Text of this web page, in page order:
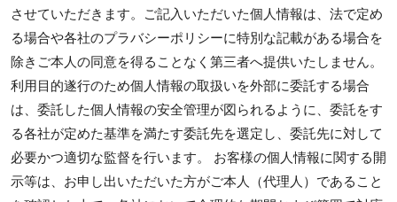
させていただきます。ご記入いただいた個人情報は、法で定め
る場合や各社のプラバシーポリシーに特別な記載がある場合を
除きご本人の同意を得ることなく第三者へ提供いたしません。
利用目的遂行のため個人情報の取扱いを外部に委託する場合
は、委託した個人情報の安全管理が図られるように、委託をす
る各社が定めた基準を満たす委託先を選定し、委託先に対して
必要かつ適切な監督を行います。 お客様の個人情報に関する開
示等は、お申し出いただいた方がご本人（代理人）であること